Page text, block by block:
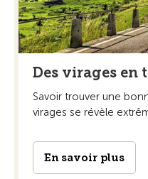
Des virages en
Savoir trouver une
virages se révèle
En savoir plus